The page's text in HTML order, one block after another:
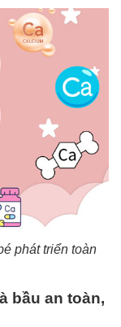
phát triển toàn
bầu an toàn,